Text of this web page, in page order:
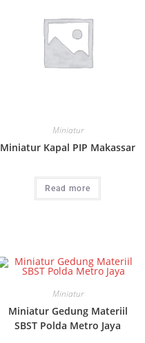
Miniatur
Miniatur Kapal PIP Makassar
Read more
Miniatur
Miniatur Gedung Materiil
SBST Polda Metro Jaya